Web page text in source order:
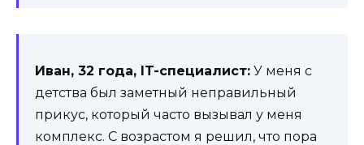
Иван, 32 года, IT-специалист: У меня с
детства был заметный неправильный
прикус, который часто вызывал у меня
комплекс. С возрастом я решил, что пора